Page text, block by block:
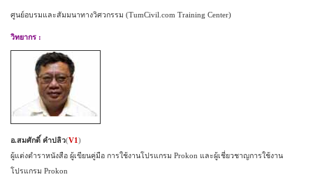
ศูนย์อบรมและสัมมนาทางวิศวกรรม (TumCivil.com Training Center)
วิทยากร :
อ.สมศักดิ์ คำปลิว(V1)
ผู้แต่งตำราหนังสือ ผู้เขียนคู่มือ การใช้งานโปรแกรม Prokon และผู้เชี่ยวชาญการใช้งาน
โปรแกรม Prokon